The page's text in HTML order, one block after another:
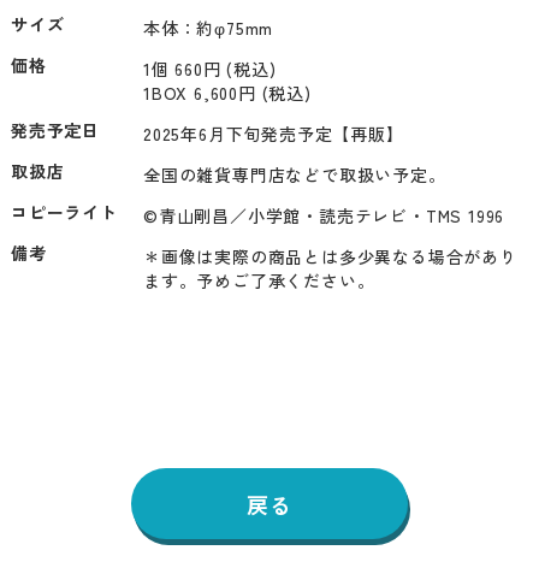
サイズ
本体：約φ75mm
価格
1個 660円 (税込)
1BOX 6,600円 (税込)
発売予定日
2025年6月下旬発売予定【再販】
取扱店
全国の雑貨専門店などで取扱い予定。
コピーライト
©青山剛昌／小学館・読売テレビ・TMS 1996
備考
＊画像は実際の商品とは多少異なる場合があり
ます。予めご了承ください。
戻る